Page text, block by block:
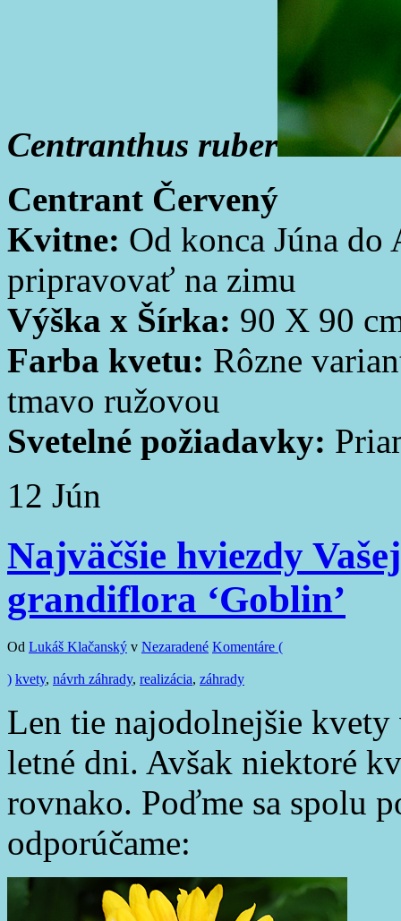
Centranthus ruber
Centrant Červený
Kvitne: Od konca Júna do
pripravovať na zimu
Výška x Šírka: 90 X 90
Farba kvetu: Rôzne
tmavo ružovou
Svetelné požiadavky:
12 Jún
Najväčšie hviezdy
grandiflora ‘Goblin’
Od Lukáš Klačanský v Nezaradené Komentáre (
) kvety, návrh záhrady, realizácia, záhrady
Len tie najodolnejšie kvety
letné dni. Avšak niektoré
rovnako. Poďme sa spolu
odporúčame: